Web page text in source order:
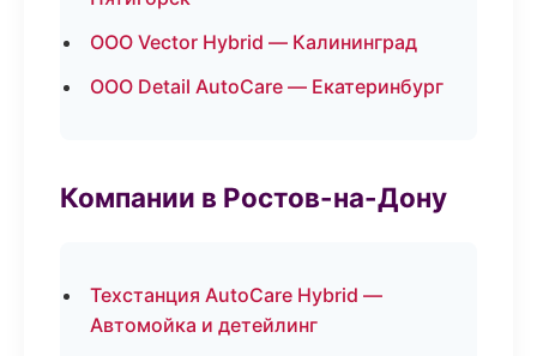
ООО Vector Hybrid — Калининград
ООО Detail AutoCare — Екатеринбург
Компании в Ростов-на-Дону
Техстанция AutoCare Hybrid —
Автомойка и детейлинг